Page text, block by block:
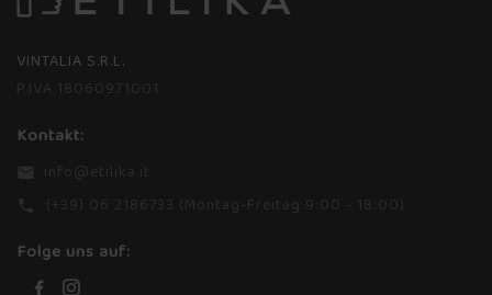
VINTALIA S.R.L.
Kontakt:
Folge uns auf: